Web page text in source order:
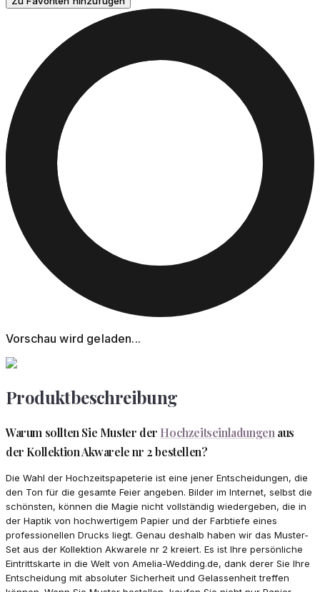
Vorschau wird geladen...
Produktbeschreibung
Warum sollten Sie Muster der Hochzeitseinladungen aus
der Kollektion Akwarele nr 2 bestellen?
Die Wahl der Hochzeitspapeterie ist eine jener Entscheidungen, die
den Ton für die gesamte Feier angeben. Bilder im Internet, selbst die
schönsten, können die Magie nicht vollständig wiedergeben, die in
der Haptik von hochwertigem Papier und der Farbtiefe eines
professionellen Drucks liegt. Genau deshalb haben wir das Muster-
Set aus der Kollektion Akwarele nr 2 kreiert. Es ist Ihre persönliche
Eintrittskarte in die Welt von Amelia-Wedding.de, dank derer Sie Ihre
Entscheidung mit absoluter Sicherheit und Gelassenheit treffen